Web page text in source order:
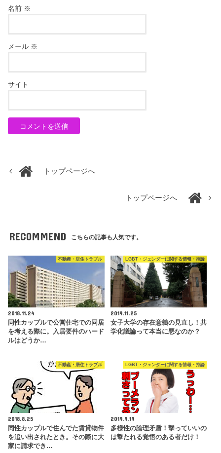
名前 ※
メール ※
サイト
トップページへ
トップページへ
RECOMMEND こちらの記事も人気です。
不動産・居住トラブル
2018.11.24
同性カップルで公営住宅での同居
を考える際に。入居要件のハード
ルはどうか…
LGBT・ジェンダーに関する情報・持論
2019.11.25
女子大学の存在意義の見直し！共
学化議論って本当に悪なのか？
不動産・居住トラブル
2018.8.25
同性カップルで住んでた賃貸物件
を追い出されたとき。その際に大
家に請求でき…
LGBT・ジェンダーに関する情報・持論
2019.9.19
多様性の論理矛盾！撃っていいの
は撃たれる覚悟のある者だけ！